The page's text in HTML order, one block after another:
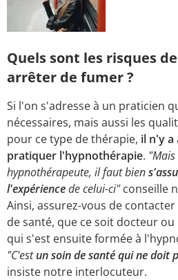
Quels sont les risques
arrêter de fumer ?
Si l'on s'adresse à un praticien
nécessaires, mais aussi les
pour ce type de thérapie, il n'y a
pratiquer l'hypnothérapie.
hypnothérapeute, il faut bien
l'expériencede celui-ci"conseille
Ainsi, assurez-vous de
de santé, que ce soit docteur
qui s'est ensuite formée à
"C'estun soin de santé qui ne doit
insiste notre interlocuteur.